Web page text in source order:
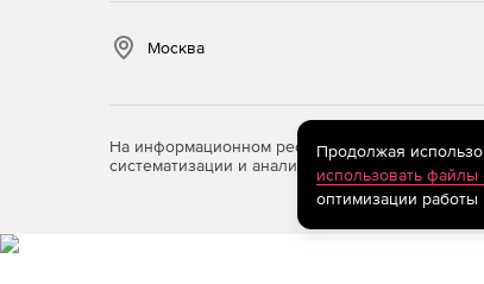
Москва
На информационном ресурсе store.softline.ru
систематизации и анализа сведений,
Продолжая
использовать файлы
оптимизации работы